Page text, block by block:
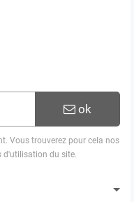
ok
Vous trouverez pour cela nos
d'utilisation du site.